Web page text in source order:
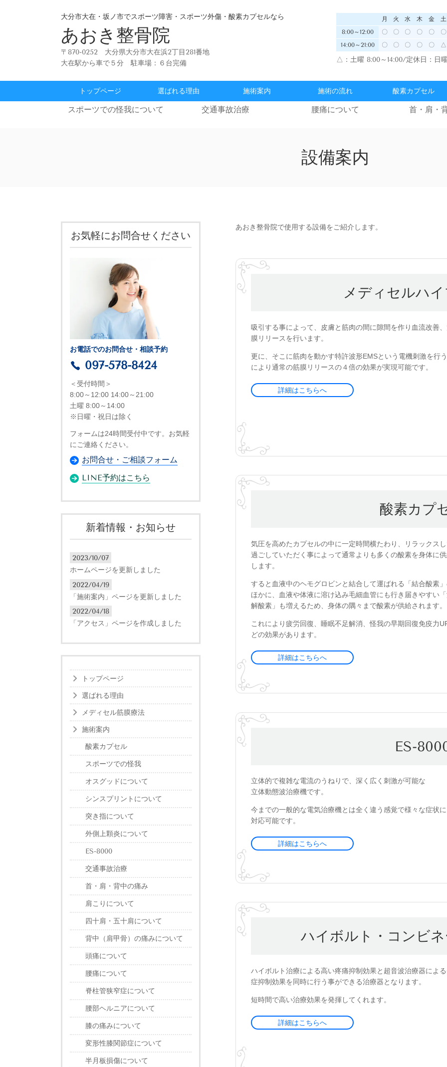
大分市大在・坂ノ市でスポーツ障害・スポーツ外傷・酸素カプセルなら
あおき整骨院
〒870-0252 大分県大分市大在浜2丁目281番地
大在駅から車で５分 駐車場：６台完備
月 火 水 木 金
土
8:00～12:00
〇 〇 〇 〇 〇
〇
14:00～21:00
〇 〇 〇 〇 〇 △
△： 土曜 8:00～14:00/定休日：日
トップページ 選ばれる理由 施術案内 施術の流れ 酸素カプセル
スポーツでの怪我について 交通事故治療 腰痛について 首・肩・
設備案内
あおき整骨院で使用する設備をご紹介します。
メディセルハ
吸引する事によって、皮膚と筋肉の間に隙間を作り血流改善
膜リリースを行います。
更に、そこに筋肉を動かす特許波形EMSという電機刺激を行
により通常の筋膜リリースの４倍の効果が実現可能です。
詳細はこちらへ
酸素カプ
気圧を高めたカプセルの中に一定時間横たわり、リラックス
過ごしていただく事によって通常よりも多くの酸素を身体に
します。
すると血液中のヘモグロビンと結合して運ばれる「結合酸素
ほかに、血液や体液に溶け込み毛細血管にも行き届きやすい
解酸素」も増えるため、身体の隅々まで酸素が供給されます。
これにより疲労回復、睡眠不足解消、怪我の早期回復免疫力
どの効果があります。
詳細はこちらへ
ES-
立体的で複雑な電流のうねりで、深く広く刺激が可能な
立体動態波治療機です。
今までの一般的な電気治療機とは全く違う感覚で様々な症状に
対応可能です。
詳細はこちらへ
ハイボルト・コンビ
ハイボルト治療による高い疼痛抑制効果と超音波治療器によ
症抑制効果を同時に行う事ができる治療器となります。
短時間で高い治療効果を発揮してくれます。
詳細はこちらへ
お気軽にお問合せください
お電話でのお問合せ・相談予約
097-578-8424
＜受付時間＞
8:00～12:00 14:00～21:00
土曜 8:00～14:00
※日曜・祝日は除く
フォームは24時間受付中です。お気軽
にご連絡ください。
お問合せ・ご相談フォーム
LINE予約はこちら
新着情報・お知らせ
2023/10/07
ホームページを更新しました
2022/04/19
「施術案内」ページを更新しました
2022/04/18
「アクセス」ページを作成しました
トップページ
選ばれる理由
メディセル筋膜療法
施術案内
酸素カプセル
スポーツでの怪我
オスグッドについて
シンスプリントについて
突き指について
外側上顆炎について
ES-8000
交通事故治療
首・肩・背中の痛み
肩こりについて
四十肩・五十肩について
背中（肩甲骨）の痛みについて
頭痛について
腰痛について
脊柱管狭窄症について
腰部ヘルニアについて
膝の痛みについて
変形性膝関節症について
半月板損傷について